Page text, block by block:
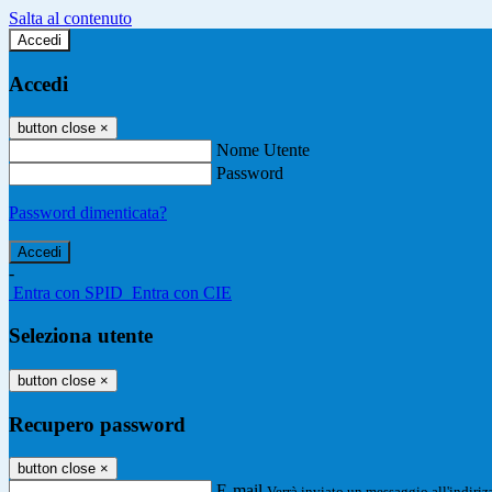
Salta al contenuto
Accedi
Accedi
button close ×
Nome Utente
Password
Password dimenticata?
-
Entra con SPID Entra con CIE
Seleziona utente
button close ×
Recupero password
button close ×